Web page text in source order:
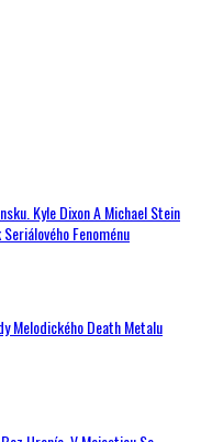
Kyle Dixon A Michael Stein
Fenoménu
Melodického Death Metalu